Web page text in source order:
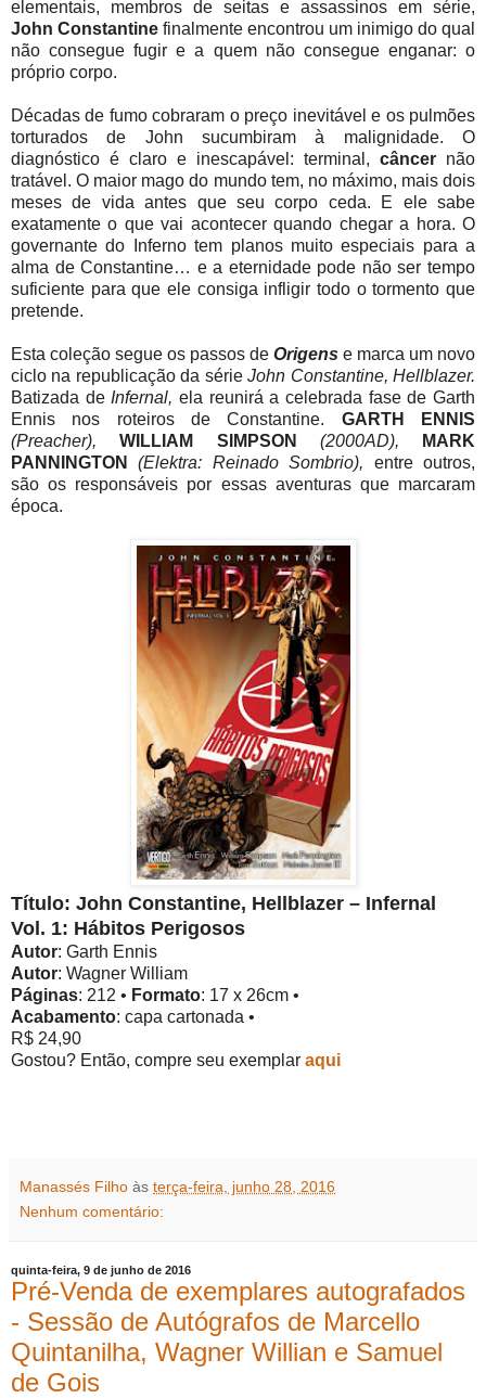
elementais, membros de seitas e assassinos em série,
John Constantine finalmente encontrou um inimigo do qual
não consegue fugir e a quem não consegue enganar: o
próprio corpo.
Décadas de fumo cobraram o preço inevitável e os pulmões
torturados de John sucumbiram à malignidade. O
diagnóstico é claro e inescapável: terminal, câncer não
tratável. O maior mago do mundo tem, no máximo, mais dois
meses de vida antes que seu corpo ceda. E ele sabe
exatamente o que vai acontecer quando chegar a hora. O
governante do Inferno tem planos muito especiais para a
alma de Constantine… e a eternidade pode não ser tempo
suficiente para que ele consiga infligir todo o tormento que
pretende.
Esta coleção segue os passos de Origens e marca um novo
ciclo na republicação da sérieJohn Constantine, Hellblazer.
Batizada de Infernal,ela reunirá a celebrada fase de Garth
Ennis nos roteiros de Constantine. GARTH ENNIS
(Preacher),
WILLIAM SIMPSON (2000AD),
MARK
PANNINGTON
(Elektra: Reinado Sombrio), entre outros,
são os responsáveis por essas aventuras que marcaram
época.
Título: John Constantine, Hellblazer – Infernal
Vol. 1: Hábitos Perigosos
Autor: Garth Ennis
Autor: Wagner William
Páginas: 212 • Formato: 17 x 26cm •
Acabamento: capa cartonada •
R$ 24,90
Gostou? Então, compre seu exemplar aqui
Manassés Filho às terça-feira, junho 28, 2016
Nenhum comentário:
quinta-feira, 9 de junho de 2016
Pré-Venda de exemplares autografados
- Sessão de Autógrafos de Marcello
Quintanilha, Wagner Willian e Samuel
de Gois